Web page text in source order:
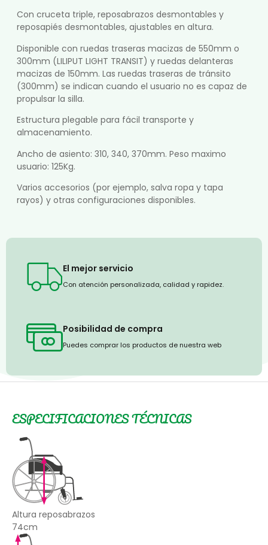
Con cruceta triple, reposabrazos desmontables y
reposapiés desmontables, ajustables en altura.
Disponible con ruedas traseras macizas de 550mm o
300mm (LILIPUT LIGHT TRANSIT) y ruedas delanteras
macizas de 150mm. Las ruedas traseras de tránsito
(300mm) se indican cuando el usuario no es capaz de
propulsar la silla.
Estructura plegable para fácil transporte y
almacenamiento.
Ancho de asiento: 310, 340, 370mm. Peso maximo
usuario: 125Kg.
Varios accesorios (por ejemplo, salva ropa y tapa
rayos) y otras configuraciones disponibles.
El mejor servicio
Con atención personalizada, calidad y rapidez.
Posibilidad de compra
Puedes comprar los productos de nuestra web
ESPECIFICACIONES TÉCNICAS
Altura reposabrazos
74cm